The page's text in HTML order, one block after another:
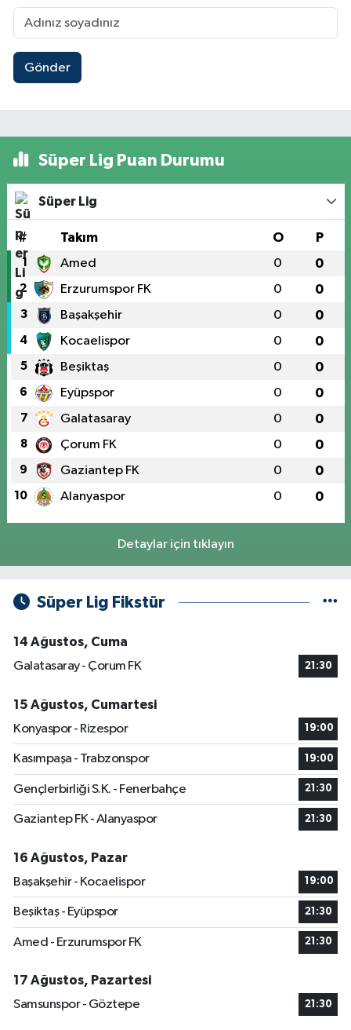
Gönder
Süper Lig Puan Durumu
Süper Lig
# Takım O P
1 Amed 0 0
2 Erzurumspor FK 0 0
3 Başakşehir 0 0
4 Kocaelispor 0 0
5 Beşiktaş 0 0
6 Eyüpspor 0 0
7 Galatasaray 0 0
8 Çorum FK 0 0
9 Gaziantep FK 0 0
10 Alanyaspor 0 0
Detaylar için tıklayın
Süper Lig Fikstür
14 Ağustos, Cuma
Galatasaray - Çorum FK
21:30
15 Ağustos, Cumartesi
Konyaspor - Rizespor
19:00
Kasımpaşa - Trabzonspor 19:00
Gençlerbirliği S.K. - Fenerbahçe 21:30
Gaziantep FK - Alanyaspor 21:30
16 Ağustos, Pazar
Başakşehir - Kocaelispor
19:00
Beşiktaş - Eyüpspor 21:30
Amed - Erzurumspor FK 21:30
17 Ağustos, Pazartesi
Samsunspor - Göztepe
21:30